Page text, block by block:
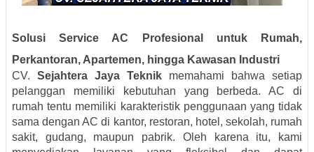
Solusi Service AC Profesional untuk Rumah,
Perkantoran, Apartemen, hingga Kawasan Industri
CV. Sejahtera Jaya Teknik memahami bahwa setiap
pelanggan memiliki kebutuhan yang berbeda. AC di
rumah tentu memiliki karakteristik penggunaan yang tidak
sama dengan AC di kantor, restoran, hotel, sekolah, rumah
sakit, gudang, maupun pabrik. Oleh karena itu, kami